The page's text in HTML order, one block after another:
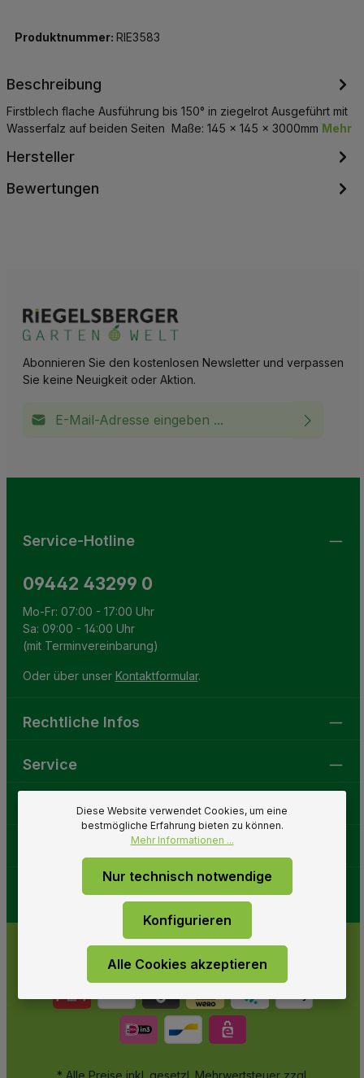
Produktnummer: RIE3583
Beschreibung
Firstblech flache Ausführung bis 150° in ziegelrot Ausgeführt mit
Wasserfalz auf beiden Seiten Maße: 145 x 145 x 3000mm Mehr
Hersteller
Bewertungen
Abonnieren Sie den kostenlosen Newsletter und verpassen
Sie keine Neuigkeit oder Aktion.
Service-Hotline
09442 43299 0
Mo-Fr: 07:00 - 17:00 Uhr
Sa: 09:00 - 14:00 Uhr
(mit Terminvereinbarung)
Oder über unser Kontaktformular.
Rechtliche Infos
Service
Gartenwelt
* Alle Preise inkl. gesetzl. Mehrwertsteuer zzgl.
Diese Website verwendet Cookies, um eine
bestmögliche Erfahrung bieten zu können.
Mehr Informationen ...
Nur technisch notwendige
Konfigurieren
Alle Cookies akzeptieren